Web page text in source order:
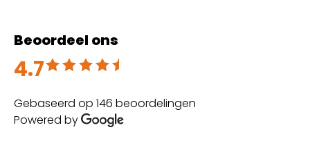
Beoordeel ons
4.7
Beoordeeld met 4.7 uit 5
Gebaseerd op 146 beoordelingen
Powered by